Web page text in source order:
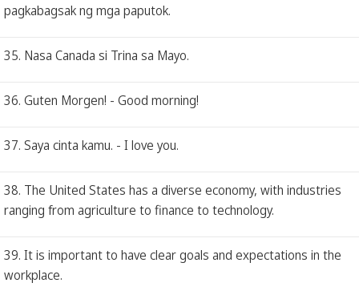
pagkabagsak ng mga paputok.
35. Nasa Canada si Trina sa Mayo.
36. Guten Morgen! - Good morning!
37. Saya cinta kamu. - I love you.
38. The United States has a diverse economy, with industries
ranging from agriculture to finance to technology.
39. It is important to have clear goals and expectations in the
workplace.